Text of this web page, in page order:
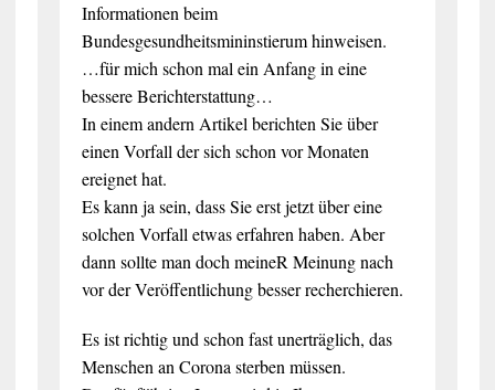
Informationen beim
Bundesgesundheitsmininstierum hinweisen.
…für mich schon mal ein Anfang in eine
bessere Berichterstattung…
In einem andern Artikel berichten Sie über
einen Vorfall der sich schon vor Monaten
ereignet hat.
Es kann ja sein, dass Sie erst jetzt über eine
solchen Vorfall etwas erfahren haben. Aber
dann sollte man doch meineR Meinung nach
vor der Veröffentlichung besser recherchieren.
Es ist richtig und schon fast unerträglich, das
Menschen an Corona sterben müssen.